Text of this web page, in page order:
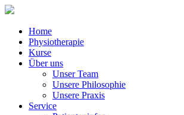
Home
Physiotherapie
Kurse
Über uns
Unser Team
Unsere Philosophie
Unsere Praxis
Service